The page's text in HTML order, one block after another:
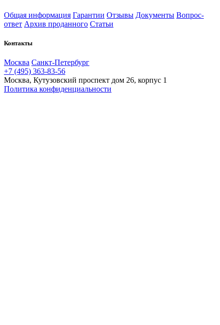
Общая информация Гарантии Отзывы Документы Вопрос-
ответ Архив проданного Статьи
Контакты
Москва Санкт-Петербург
+7 (495) 363-83-56
Москва, Кутузовский проспект дом 26, корпус 1
Политика конфиденциальности